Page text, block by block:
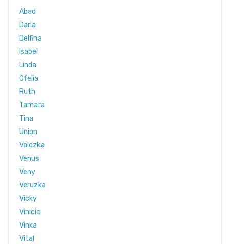
Abad
Darla
Delfina
Isabel
Linda
Ofelia
Ruth
Tamara
Tina
Union
Valezka
Venus
Veny
Veruzka
Vicky
Vinicio
Vinka
Vital